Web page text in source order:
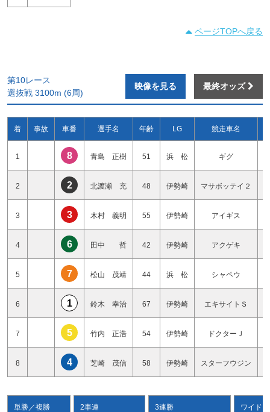
ページTOPへ戻る
第10レース
選抜戦 3100m (6周)
映像を見る 最終オッズ
着 事故 車番 選手名 年齢 LG 競走車名
1 8 青島 正樹 51 浜 松 ギグ
2 2 北渡瀬 充 48 伊勢崎 マサボッテイ２
3 3 木村 義明 55 伊勢崎 アイギス
4 6 田中 哲 42 伊勢崎 アクゲキ
5 7 松山 茂靖 44 浜 松 シャペウ
6 1 鈴木 幸治 67 伊勢崎 エキサイトＳ
7 5 竹内 正浩 54 伊勢崎 ドクターＪ
8 4 芝崎 茂信 58 伊勢崎 スターフウジン
単勝／複勝 2車連 3連勝 ワイド